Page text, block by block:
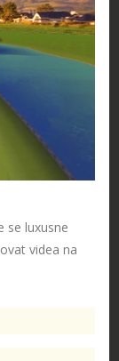
se luxusne
videa na